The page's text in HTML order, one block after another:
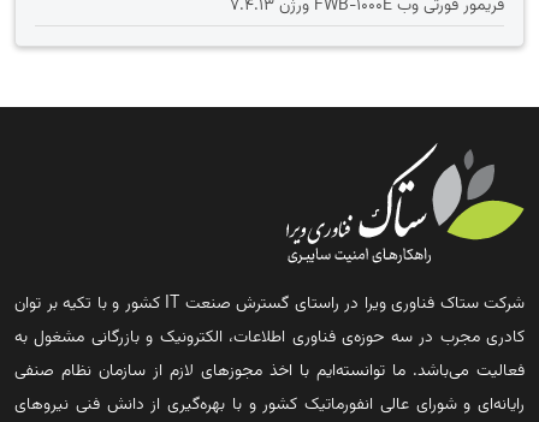
فریمور فورتی وب FWB-1000E ورژن 7.4.13
شرکت ستاک فناوری ویرا در راستای گسترش صنعت IT کشور و با تکیه بر توان
کادری مجرب در سه حوزه‌ی فناوری اطلاعات، الکترونیک و بازرگانی مشغول به
فعالیت می‌باشد. ما توانسته‌ایم با اخذ مجوزهای لازم از سازمان نظام صنفی
رایانه‌ای و شورای عالی انفورماتیک کشور و با بهره‌گیری از دانش فنی نیروهای